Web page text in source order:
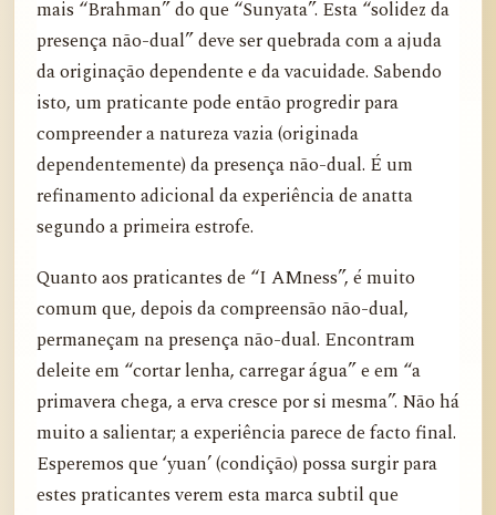
mais “Brahman” do que “Sunyata”. Esta “solidez da
presença não-dual” deve ser quebrada com a ajuda
da originação dependente e da vacuidade. Sabendo
isto, um praticante pode então progredir para
compreender a natureza vazia (originada
dependentemente) da presença não-dual. É um
refinamento adicional da experiência de anatta
segundo a primeira estrofe.
Quanto aos praticantes de “I AMness”, é muito
comum que, depois da compreensão não-dual,
permaneçam na presença não-dual. Encontram
deleite em “cortar lenha, carregar água” e em “a
primavera chega, a erva cresce por si mesma”. Não há
muito a salientar; a experiência parece de facto final.
Esperemos que ‘yuan’ (condição) possa surgir para
estes praticantes verem esta marca subtil que